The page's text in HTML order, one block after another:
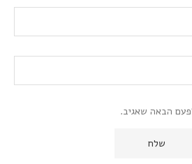
הבאה שאגיב.